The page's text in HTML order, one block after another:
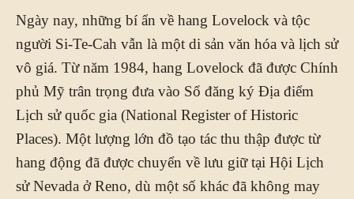
Ngày nay, những bí ẩn về hang Lovelock và tộc
người Si-Te-Cah vẫn là một di sản văn hóa và lịch sử
vô giá. Từ năm 1984, hang Lovelock đã được Chính
phủ Mỹ trân trọng đưa vào Sổ đăng ký Địa điểm
Lịch sử quốc gia (National Register of Historic
Places). Một lượng lớn đồ tạo tác thu thập được từ
hang động đã được chuyển về lưu giữ tại Hội Lịch
sử Nevada ở Reno, dù một số khác đã không may